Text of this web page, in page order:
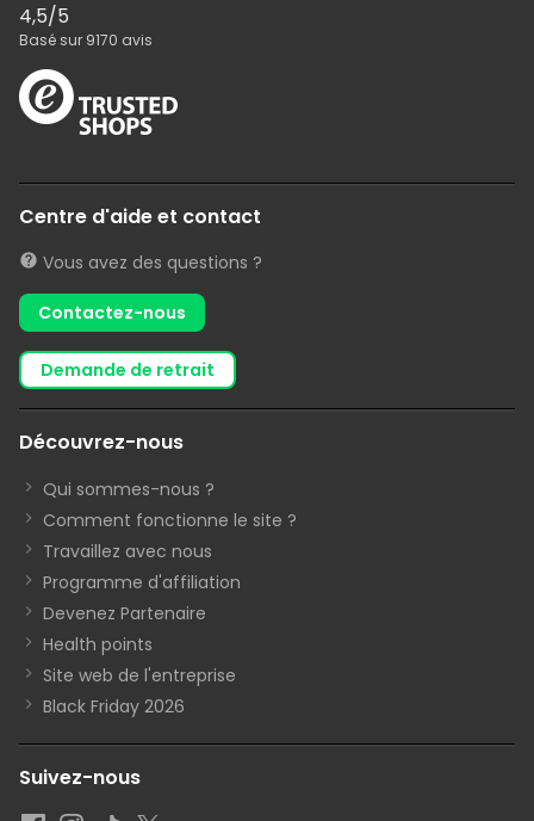
4,5/5
Basé sur 9170 avis
Centre d'aide et contact
Vous avez des questions ?
Contactez-nous
demande de retrait
Découvrez-nous
Qui sommes-nous ?
Comment fonctionne le site ?
Travaillez avec nous
Programme d'affiliation
Devenez Partenaire
Health points
Site web de l'entreprise
Black Friday 2026
Suivez-nous